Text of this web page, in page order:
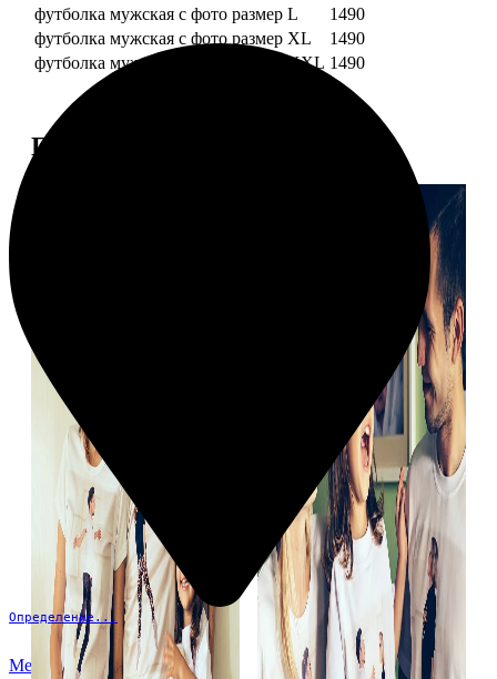
Определение...
Меню
футболка мужская с фото размер L
1490
футболка мужская с фото размер XL
1490
футболка мужская с фото размер XXL 1490
Примеры работ